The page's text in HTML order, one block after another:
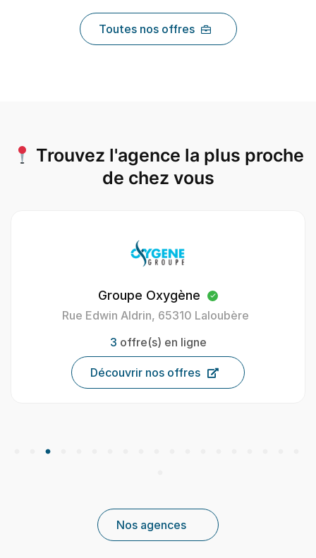
Toutes nos offres
Trouvez l'agence la plus proche
de chez vous
Oxygène Intérim Carcassonne
40 Av. Henri Gout, 11000 Carcassonne, France
9 offre(s) en ligne
Découvrir nos offres
Nos agences